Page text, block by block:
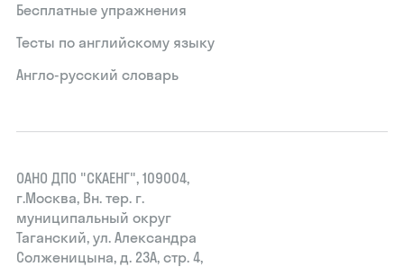
Бесплатные упражнения
Тесты по английскому языку
Англо-русский словарь
ОАНО ДПО "СКАЕНГ", 109004,
г.Москва, Вн. тер. г.
муниципальный округ
Таганский, ул. Александра
Солженицына, д. 23А, стр. 4,